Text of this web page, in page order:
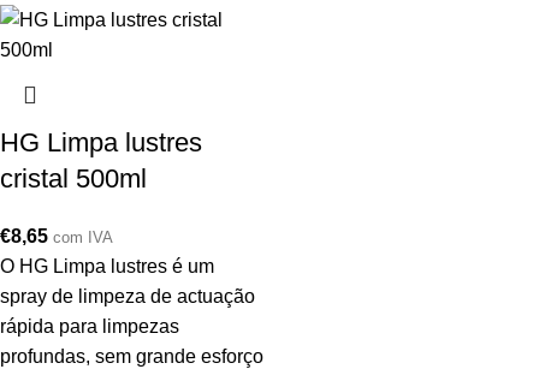
HG Limpa lustres
cristal 500ml
€8,65 com IVA
O HG Limpa lustres é um
spray de limpeza de actuação
rápida para limpezas
profundas, sem grande esforço